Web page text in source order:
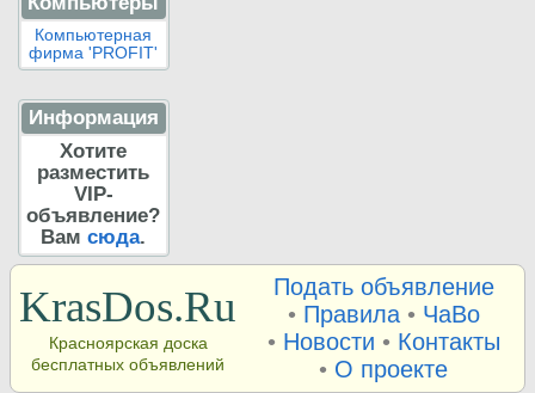
Компьютерная
фирма 'PROFIT'
Информация
Хотите
разместить
VIP-
объявление?
Вамсюда.
KrasDos.Ru
Красноярская доска
бесплатных объявлений
Подать объявление
• Правила• ЧаВо
• Новости • Контакты
• О проекте